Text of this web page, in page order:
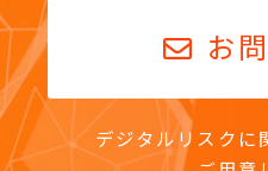
お
デジタルリスクに